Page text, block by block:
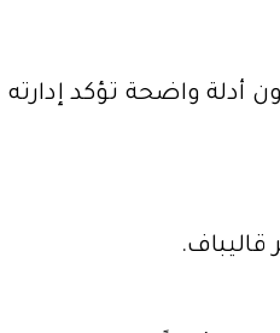
أدلة واضحة تؤكد إدارته
قاليباف.